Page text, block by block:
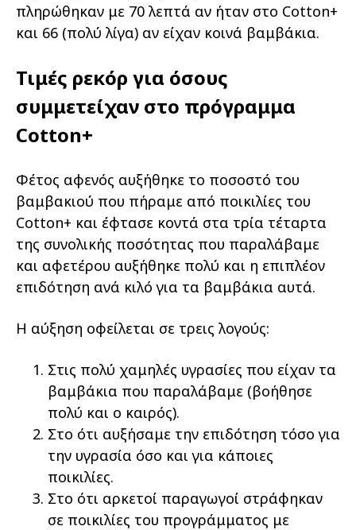
πληρώθηκαν με 70 λεπτά αν ήταν στο Cotton+
και 66 (πολύ λίγα) αν είχαν κοινά βαμβάκια.
Τιμές ρεκόρ για όσους
συμμετείχαν στο πρόγραμμα
Cotton+
Φέτος αφενός αυξήθηκε το ποσοστό του
βαμβακιού που πήραμε από ποικιλίες του
Cotton+ και έφτασε κοντά στα τρία τέταρτα
της συνολικής ποσότητας που παραλάβαμε
και αφετέρου αυξήθηκε πολύ και η επιπλέον
επιδότηση ανά κιλό για τα βαμβάκια αυτά.
Η αύξηση οφείλεται σε τρεις λογούς:
Στις πολύ χαμηλές υγρασίες που είχαν τα
βαμβάκια που παραλάβαμε (βοήθησε
πολύ και ο καιρός).
Στο ότι αυξήσαμε την επιδότηση τόσο για
την υγρασία όσο και για κάποιες
ποικιλίες.
Στο ότι αρκετοί παραγωγοί στράφηκαν
σε ποικιλίες του προγράμματος με